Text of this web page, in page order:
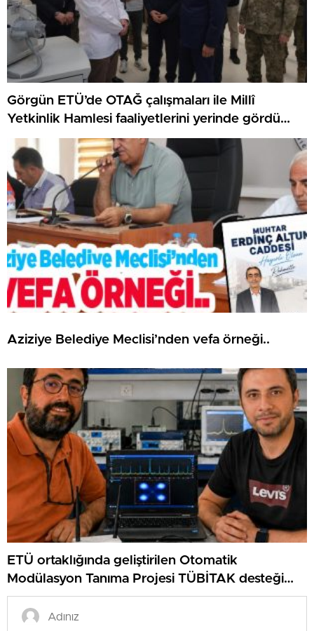
Görgün ETÜ’de OTAĞ çalışmaları ile Millî
Yetkinlik Hamlesi faaliyetlerini yerinde gördü…
Aziziye Belediye Meclisi’nden vefa örneği..
ETÜ ortaklığında geliştirilen Otomatik
Modülasyon Tanıma Projesi TÜBİTAK desteği
aldı..